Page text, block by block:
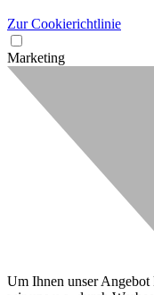
Zur Cookierichtlinie
Marketing
Um Ihnen unser Angebot